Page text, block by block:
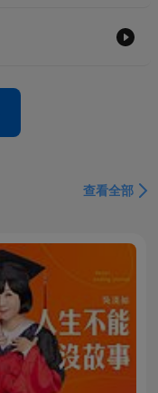
查看全部